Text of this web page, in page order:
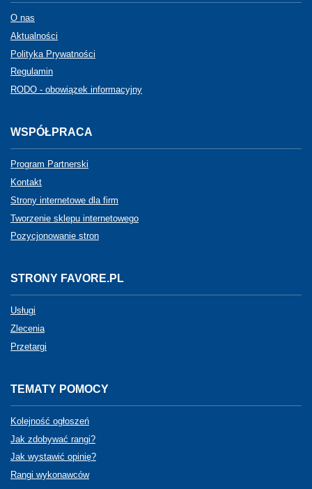
O nas
Aktualności
Polityka Prywatności
Regulamin
RODO - obowiązek informacyjny
WSPÓŁPRACA
Program Partnerski
Kontakt
Strony internetowe dla firm
Tworzenie sklepu internetowego
Pozycjonowanie stron
STRONY FAVORE.PL
Usługi
Zlecenia
Przetargi
TEMATY POMOCY
Kolejność ogłoszeń
Jak zdobywać rangi?
Jak wystawić opinię?
Rangi wykonawców